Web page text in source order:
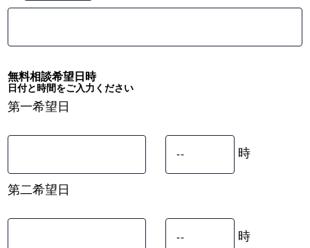
無料相談希望日時
日付と時間をご入力ください
第一希望日
時
第二希望日
時